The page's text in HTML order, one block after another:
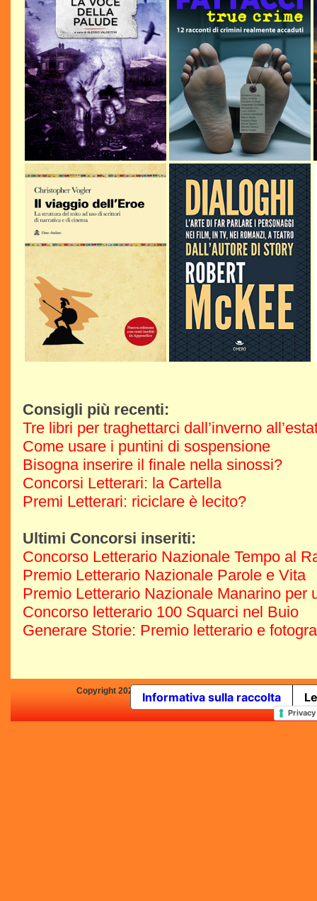
Consigli più recenti:
Tre libri per traghettarci dall’inverno
Come usare i puntini di sospensione
Bisogna inserire il finale nella sinossi?
Concorsi Letterari: la Cartella
Premi Letterari: riciclare è lecito?
Ultimi Concorsi inseriti:
Concorso Letterario Nazionale Tempo al
Premio Letterario Nazionale Parole e Vita
Premio Letterario Nazionale Manarino per
Concorso letterario 100 Squarci nel Buio
Generare Storie: Premio letterario e
Copyright 2025 by Concorsi-Letterari.it - P.IVA
In qualità di Affiliato
Informativa sulla raccolta